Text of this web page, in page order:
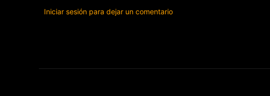
Iniciar sesión para dejar un comentario